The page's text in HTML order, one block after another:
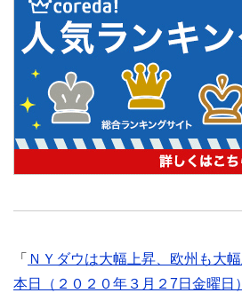
「 ＮＹダウは大幅上昇、欧州も大
本日（２０２０年３月２7日金曜日